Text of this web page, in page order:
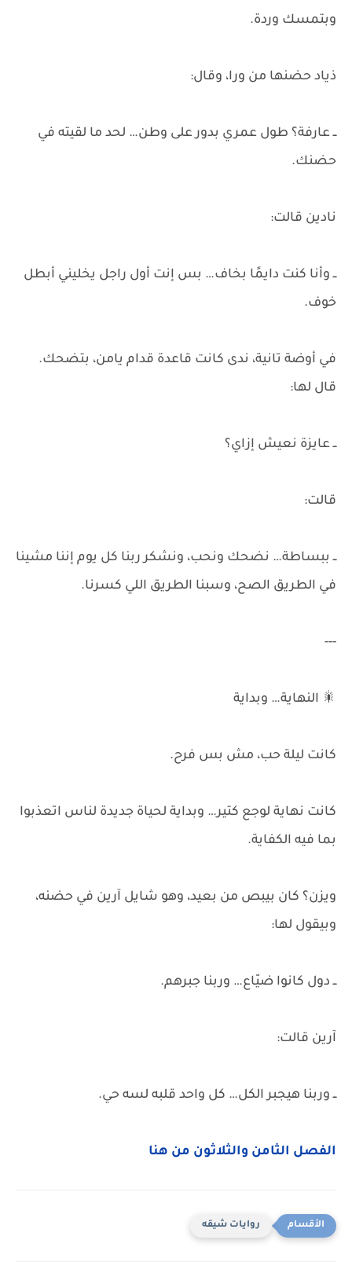
وبتمسك وردة.
ذياد حضنها من ورا، وقال:
ــ عارفة؟ طول عمري بدور على وطن… لحد ما لقيته في
حضنك.
نادين قالت:
ــ وأنا كنت دايمًا بخاف… بس إنت أول راجل يخليني أبطل
خوف.
في أوضة تانية، ندى كانت قاعدة قدام يامن، بتضحك.
قال لها:
ــ عايزة نعيش إزاي؟
قالت:
ــ ببساطة… نضحك ونحب، ونشكر ربنا كل يوم إننا مشينا
في الطريق الصح، وسبنا الطريق اللي كسرنا.
---
🎇 النهاية… وبداية
كانت ليلة حب، مش بس فرح.
كانت نهاية لوجع كتير… وبداية لحياة جديدة لناس اتعذبوا
بما فيه الكفاية.
ويزن؟ كان بيبص من بعيد، وهو شايل آرين في حضنه،
وبيقول لها:
ــ دول كانوا ضيّاع… وربنا جبرهم.
آرين قالت:
ــ وربنا هيجبر الكل… كل واحد قلبه لسه حي.
الفصل الثامن والثلاثون من هنا
روايات شيقه